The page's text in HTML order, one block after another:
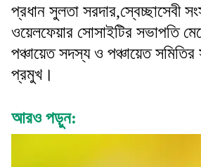
প্রধান সুলতা সরদার,স্বেচ্ছাসেবী
ওয়েলফেয়ার সোসাইটির সভাপতি
পঞ্চায়েত সদস্য ও পঞ্চায়েত
প্রমুখ।
আরও পড়ুন: